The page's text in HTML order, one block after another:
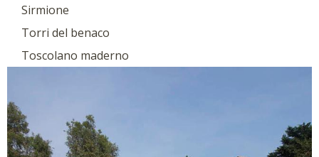
Sirmione
Torri del benaco
Toscolano maderno